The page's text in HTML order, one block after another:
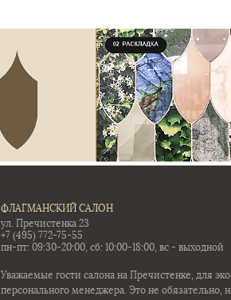
ФЛАГМАНСКИЙ САЛОН
ул. Пречистенка 23
+7 (495) 772-75-55
пн-пт: 09:30-20:00, сб: 10:00-18:00, вс - выходной
Уважаемые гости салона на Пречистенке, для
персонального менеджера. Это не